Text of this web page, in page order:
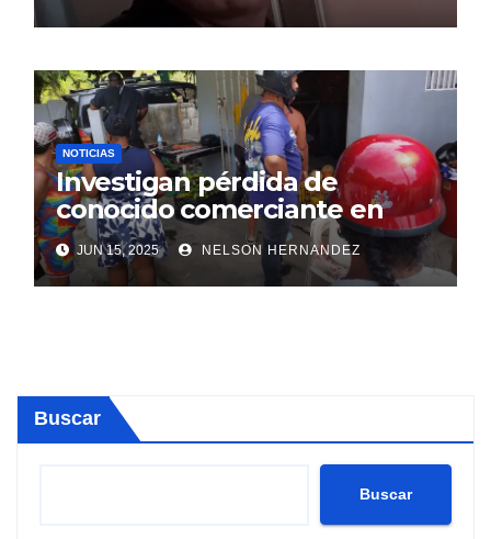
NOTICIAS
Investigan pérdida de
conocido comerciante en
Sosúa
JUN 15, 2025 NELSON HERNANDEZ
Buscar
Buscar